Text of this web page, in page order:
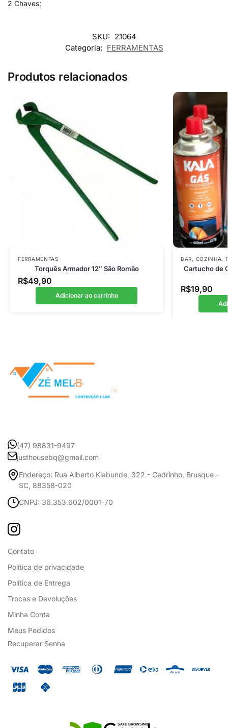
2 Chaves;
SKU: 21064
Categoria: FERRAMENTAS
Produtos relacionados
FERRAMENTAS
Torquês Armador 12″ São Romão
R$49,90
Adicionar ao carrinho
BAR, COZINHA,
Cartucho de
R$19,90
(47) 98831-9497
justhousebq@gmail.com
Endereço: Rua Alberto Klabunde, 322 - Cedrinho, Brusque -
SC, 88358-020
CNPJ: 36.353.602/0001-70
Contato
Política de privacidade
Política de Entrega
Trocas e Devoluções
Minha Conta
Meus Pedidos
Recuperar Senha
SAFE BROWSING